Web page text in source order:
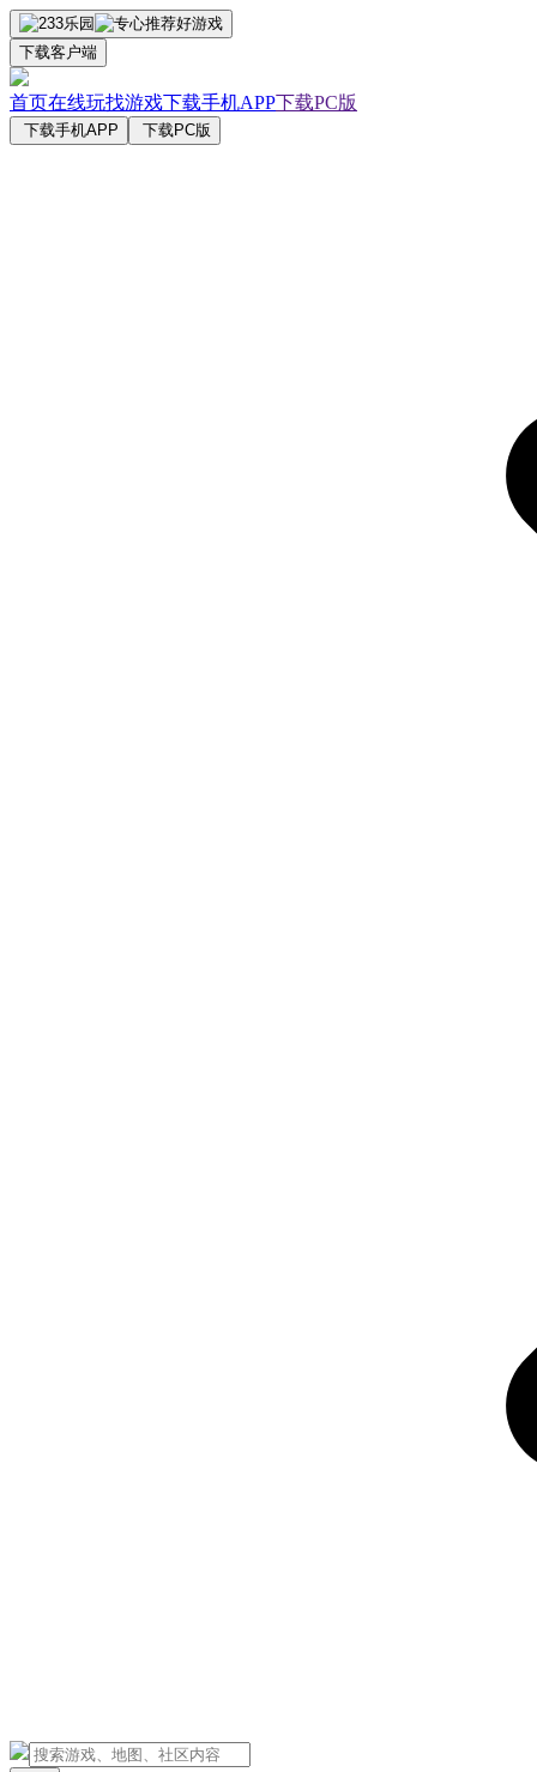
下载客户端
首页在线玩找游戏下载手机APP下载PC版
下载手机APP 下载PC版